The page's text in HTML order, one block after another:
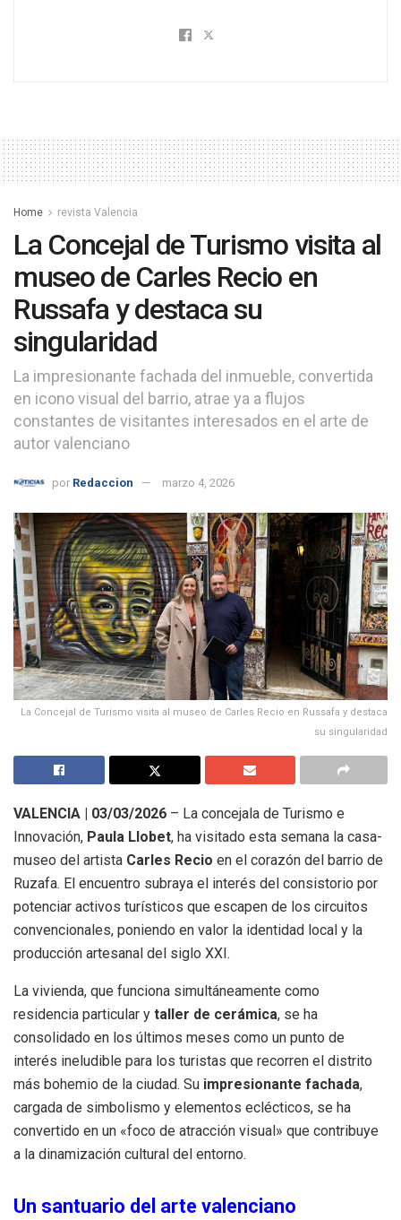
Home revista Valencia
La Concejal de Turismo visita al
museo de Carles Recio en
Russafa y destaca su
singularidad
La impresionante fachada del inmueble, convertida
en icono visual del barrio, atrae ya a flujos
constantes de visitantes interesados en el arte de
autor valenciano
por Redaccion marzo 4, 2026
La Concejal de Turismo visita al museo de Carles Recio en Russafa y destaca
su singularidad
VALENCIA | 03/03/2026 – La concejala de Turismo e
Innovación, Paula Llobet, ha visitado esta semana la casa-
museo del artista Carles Recio en el corazón del barrio de
Ruzafa. El encuentro subraya el interés del consistorio por
potenciar activos turísticos que escapen de los circuitos
convencionales, poniendo en valor la identidad local y la
producción artesanal del siglo XXI.
La vivienda, que funciona simultáneamente como
residencia particular y taller de cerámica, se ha
consolidado en los últimos meses como un punto de
interés ineludible para los turistas que recorren el distrito
más bohemio de la ciudad. Su impresionante fachada,
cargada de simbolismo y elementos eclécticos, se ha
convertido en un «foco de atracción visual» que contribuye
a la dinamización cultural del entorno.
Un santuario del arte valenciano